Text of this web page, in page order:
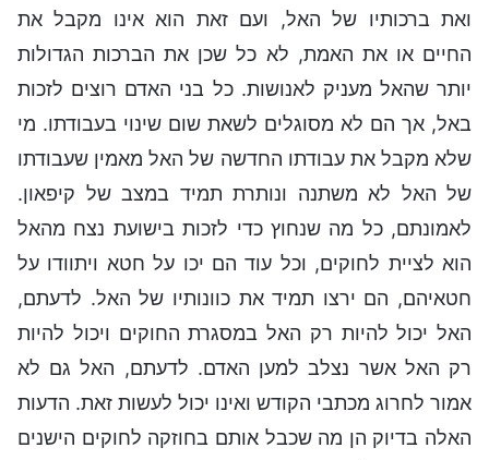
ואת ברכותיו של האל, ועם זאת הוא אינו מקבל את
החיים או את האמת, לא כל שכן את הברכות הגדולות
יותר שהאל מעניק לאנושות. כל בני האדם רוצים לזכות
באל, אך הם לא מסוגלים לשאת שום שינוי בעבודתו. מי
שלא מקבל את עבודתו החדשה של האל מאמין שעבודתו
של האל לא משתנה ונותרת תמיד במצב של קיפאון.
לאמונתם, כל מה שנחוץ כדי לזכות בישועת נצח מהאל
הוא לציית לחוקים, וכל עוד הם יכו על חטא ויתוודו על
חטאיהם, הם ירצו תמיד את כוונותיו של האל. לדעתם,
האל יכול להיות רק האל במסגרת החוקים ויכול להיות
רק האל אשר נצלב למען האדם. לדעתם, האל גם לא
אמור לחרוג מכתבי הקודש ואינו יכול לעשות זאת. הדעות
האלה בדיוק הן מה שכבל אותם בחוזקה לחוקים הישנים